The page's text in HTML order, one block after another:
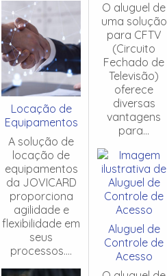
Locação de
Equipamentos
A solução de
locação de
equipamentos
da JOVICARD
proporciona
agilidade e
flexibilidade em
seus
processos....
O aluguel de
uma solução
para CFTV
(Circuito
Fechado de
Televisão)
oferece
diversas
vantagens
para...
Aluguel de
Controle de
Acesso